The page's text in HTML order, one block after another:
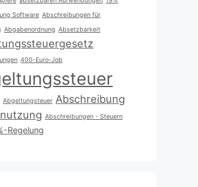
Software Abschreibungen für
Abgabenordnung Absetzbarkeit
400-Euro-Job
Abgeltungsteuer Abschreibung
Abschreibungen - Steuern
Regelung